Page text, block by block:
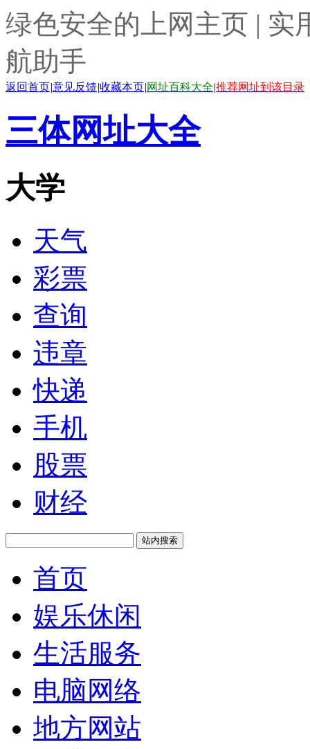
绿色安全的上网主页 | 实
航助手
返回首页|意见反馈|收藏本页|网址百科大全|推荐网址到该目录
三体网址大全
大学
天气
彩票
查询
违章
快递
手机
股票
财经
站内搜索
首页
娱乐休闲
生活服务
电脑网络
地方网站